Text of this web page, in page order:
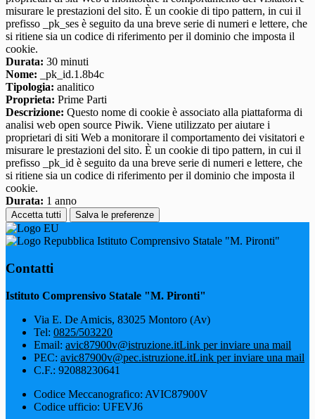
misurare le prestazioni del sito. È un cookie di tipo pattern, in cui il
prefisso _pk_ses è seguito da una breve serie di numeri e lettere, che
si ritiene sia un codice di riferimento per il dominio che imposta il
cookie.
Durata: 30 minuti
Nome: _pk_id.1.8b4c
Tipologia: analitico
Proprieta: Prime Parti
Descrizione: Questo nome di cookie è associato alla piattaforma di
analisi web open source Piwik. Viene utilizzato per aiutare i
proprietari di siti Web a monitorare il comportamento dei visitatori e
misurare le prestazioni del sito. È un cookie di tipo pattern, in cui il
prefisso _pk_id è seguito da una breve serie di numeri e lettere, che
si ritiene sia un codice di riferimento per il dominio che imposta il
cookie.
Durata: 1 anno
Accetta tutti Salva le preferenze
Istituto Comprensivo Statale "M. Pironti"
Contatti
Istituto Comprensivo Statale "M. Pironti"
Via E. De Amicis, 83025 Montoro (Av)
Tel: 0825/503220
Email: avic87900v@istruzione.itLink per inviare una mail
PEC: avic87900v@pec.istruzione.itLink per inviare una mail
C.F.: 92088230641
Codice Meccanografico: AVIC87900V
Codice ufficio: UFEVJ6